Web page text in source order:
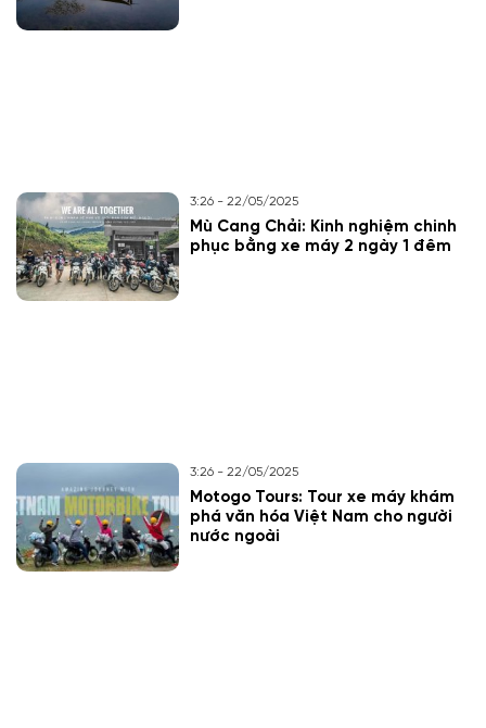
3:26 - 22/05/2025
Mù Cang Chải: Kinh nghiệm chinh
phục bằng xe máy 2 ngày 1 đêm
3:26 - 22/05/2025
Motogo Tours: Tour xe máy khám
phá văn hóa Việt Nam cho người
nước ngoài